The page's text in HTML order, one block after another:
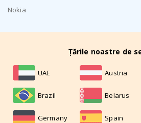
Nokia
Țările noastre de
UAE Austria
Brazil Belarus
Germany Spain